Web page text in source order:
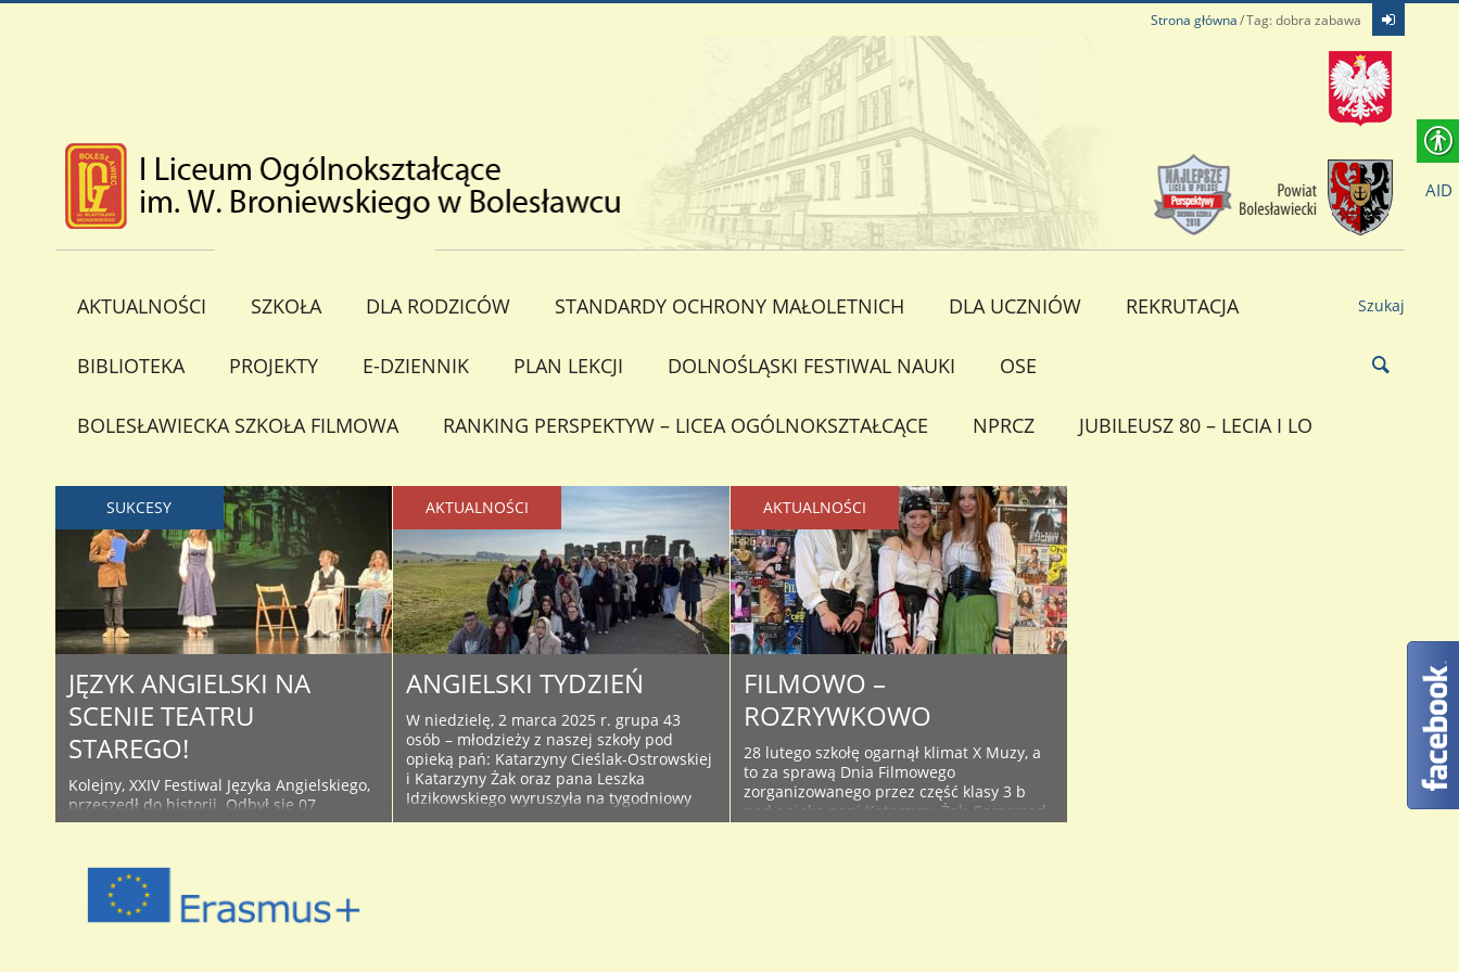
Strona główna Tag: dobra zabawa
AKTUALNOŚCI SZKOŁA DLA RODZICÓW STANDARDY OCHRONY MAŁOLETNICH DLA UCZNIÓW REKRUTACJA
BIBLIOTEKA PROJEKTY E-DZIENNIK PLAN LEKCJI DOLNOŚLĄSKI FESTIWAL NAUKI OSE
BOLESŁAWIECKA SZKOŁA FILMOWA RANKING PERSPEKTYW – LICEA OGÓLNOKSZTAŁCĄCE NPRCZ JUBILEUSZ 80 – LECIA I LO
Szukaj
SUKCESY
JĘZYK ANGIELSKI NA
SCENIE TEATRU
STAREGO!
Kolejny, XXIV Festiwal Języka Angielskiego,
przeszedł do historii. Odbył się 07
kwietnia 2025 r. w samo południe na
edycji grupa teatralno-muzyczna
prowadzona przez Leszka Idzikowskiego
postanowiła zagrać monodram „My
Guardian Angel” i sztukę kryminalną
AKTUALNOŚCI
ANGIELSKI TYDZIEŃ
W niedzielę, 2 marca 2025 r. grupa 43
osób – młodzieży z naszej szkoły pod
opieką pań: Katarzyny Cieślak-Ostrowskiej
i Katarzyny Żak oraz pana Leszka
Idzikowskiego wyruszyła na tygodniowy
pobyt na zajęciach językowych w szkole
AKTUALNOŚCI
FILMOWO –
ROZRYWKOWO
28 lutego szkołę ogarnął klimat X Muzy, a
to za sprawą Dnia Filmowego
zorganizowanego przez część klasy 3 b
pod opieką pani Katarzyny Żak, Samorząd
AID